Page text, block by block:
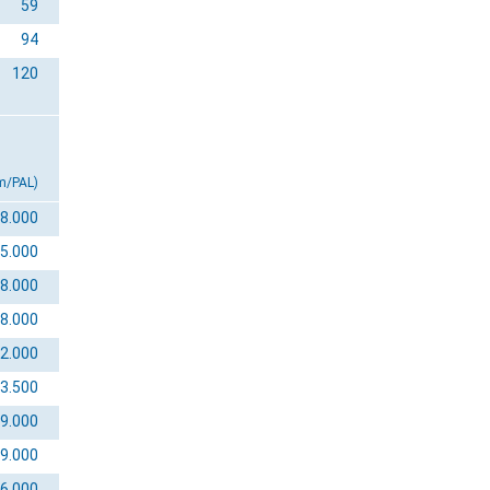
59
94
120
PAL)
9.000
9.000